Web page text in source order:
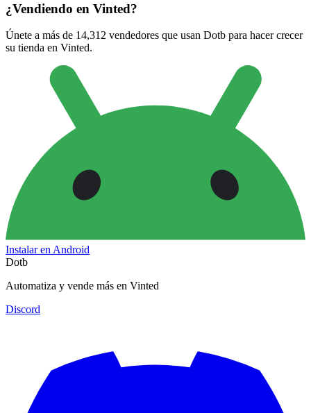
¿Vendiendo en Vinted?
Únete a más de 14,312 vendedores que usan Dotb para hacer crecer
su tienda en Vinted.
Instalar en Android
Dotb
Automatiza y vende más en Vinted
Discord